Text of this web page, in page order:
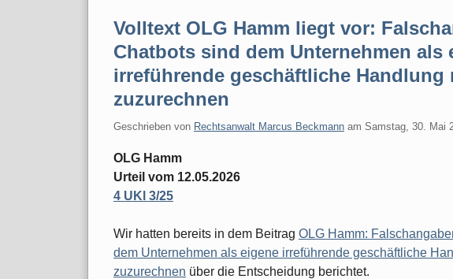
Volltext OLG Hamm liegt vor:
Chatbots sind dem Unternehmen als
irreführende geschäftliche Handlung
zuzurechnen
Geschrieben von Rechtsanwalt Marcus Beckmann am Samstag, 30. Mai
OLG Hamm
Urteil vom 12.05.2026
4 UKl 3/25
Wir hatten bereits in dem Beitrag OLG Hamm:
dem Unternehmen als eigene irreführende geschäftliche
zuzurechnen über die Entscheidung berichtet.